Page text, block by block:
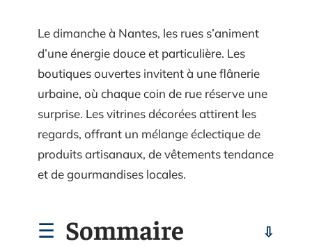
Le dimanche à Nantes, les rues s’animent
d’une énergie douce et particulière. Les
boutiques ouvertes invitent à une flânerie
urbaine, où chaque coin de rue réserve une
surprise. Les vitrines décorées attirent les
regards, offrant un mélange éclectique de
produits artisanaux, de vêtements tendance
et de gourmandises locales.
Sommaire